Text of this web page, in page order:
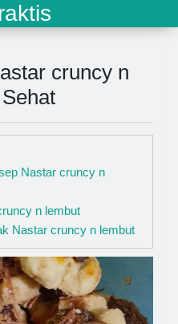
cruncy n
Nastar cruncy n
n lembut
Nastar cruncy n lembut